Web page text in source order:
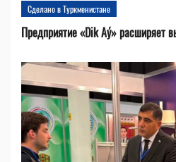
Сделано в Туркменистане
Предприятие «Dik Aý» расширяет